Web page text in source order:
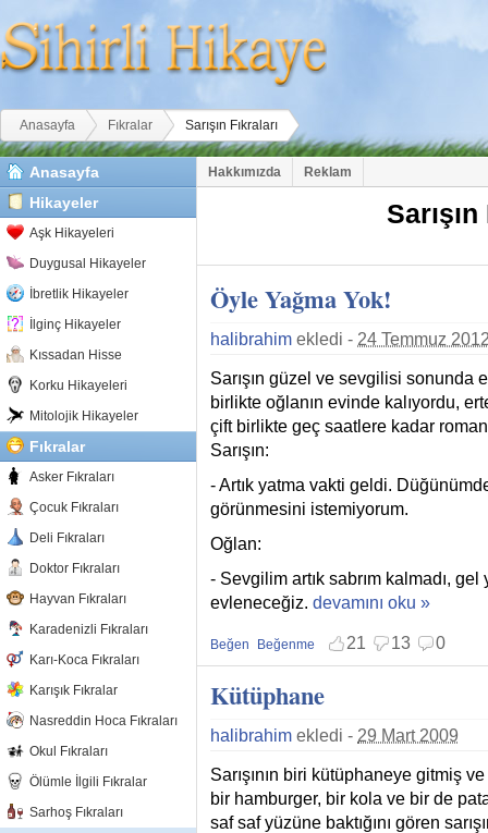
Buradasınız
Anasayfa Fıkralar Sarışın Fıkraları
Anasayfa
Hikayeler
Aşk Hikayeleri
Duygusal Hikayeler
İbretlik Hikayeler
İlginç Hikayeler
Kıssadan Hisse
Korku Hikayeleri
Mitolojik Hikayeler
Fıkralar
Asker Fıkraları
Çocuk Fıkraları
Deli Fıkraları
Doktor Fıkraları
Hayvan Fıkraları
Karadenizli Fıkraları
Karı-Koca Fıkraları
Karışık Fıkralar
Nasreddin Hoca Fıkraları
Okul Fıkraları
Ölümle İlgili Fıkralar
Sarhoş Fıkraları
Hakkımızda Reklam
Sarışın
Öyle Yağma Yok!
halibrahim ekledi - 24 Temmuz
Sarışın güzel ve sevgilisi sonunda
birlikte oğlanın evinde kalıyordu,
çift birlikte geç saatlere kadar
Sarışın:
- Artık yatma vakti geldi.
görünmesini istemiyorum.
Oğlan:
- Sevgilim artık sabrım kalmadı, gel
evleneceğiz. Öyle Yağma Yok! hakkında
devamını oku »
Beğen
Beğenmekten vazgeç
Beğenme
Beğenmemekten vazgeç
21 13 0
Kütüphane
halibrahim ekledi - 29 Mart 2009
Sarışının biri kütüphaneye gitmiş
bir hamburger, bir kola ve bir de
saf saf yüzüne baktığını gören